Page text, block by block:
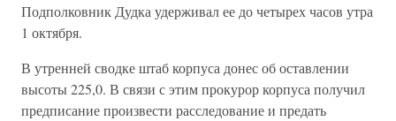
Подполковник Дудка удерживал ее до четырех часов утра
1 октября.
В утренней сводке штаб корпуса донес об оставлении
высоты 225,0. В связи с этим прокурор корпуса получил
предписание произвести расследование и предать